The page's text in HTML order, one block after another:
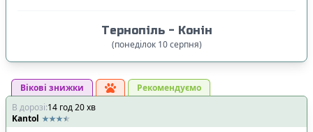
Спочатку дешевші
Час відправлення
Спочатку ранні
Спочатку вечірні
Тернопіль - Конін
(понеділок 10 серпня)
Вікові знижки
Рекомендуємо
В дорозі:14 год20хв
Kantol